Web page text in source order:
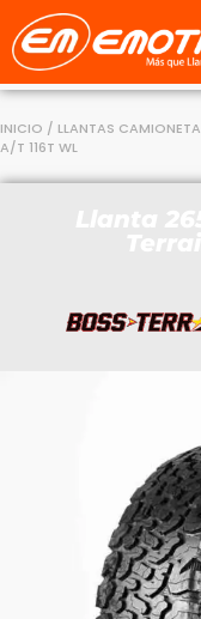
INICIO / LLANTAS CAMIONETA
A/T 116T WL